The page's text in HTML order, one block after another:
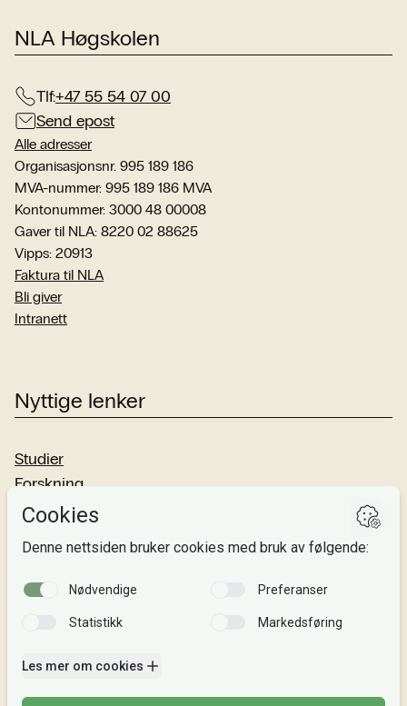
NLA Høgskolen
Tlf:+47 55 54 07 00
Send epost
Alle adresser
Organisasjonsnr. 995 189 186
MVA-nummer: 995 189 186 MVA
Kontonummer: 3000 48 00008
Gaver til NLA: 8220 02 88625
Vipps: 20913
Faktura til NLA
Bli giver
Intranett
Nyttige lenker
Studier
Forskning
Om oss
Si fra!
Følg oss